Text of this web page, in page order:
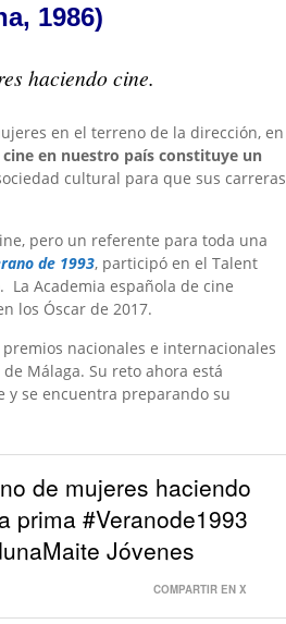
1986)
haciendo cine.
en el terreno de la dirección, en
en nuestro país constituye un
cultural para que sus carreras
pero un referente para toda una
de 1993, participó en el Talent
Academia española de cine
los Óscar de 2017.
nacionales e internacionales
Málaga. Su reto ahora está
y se encuentra preparando su
de mujeres haciendo
prima #Veranode1993
Jóvenes
COMPARTIR EN X